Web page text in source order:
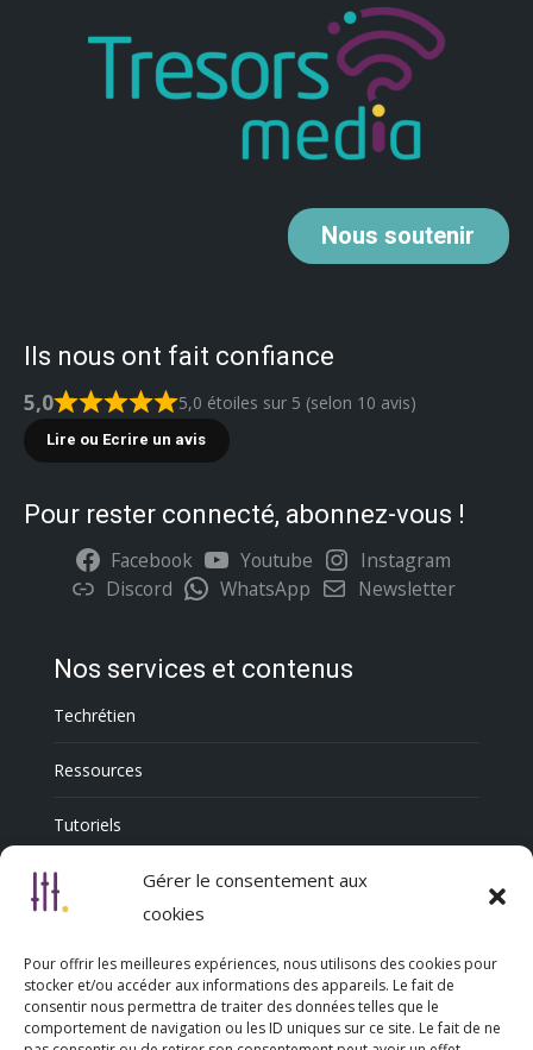
Gérer le consentement aux
cookies
Pour offrir les meilleures expériences, nous utilisons des cookies pour
stocker et/ou accéder aux informations des appareils. Le fait de
consentir nous permettra de traiter des données telles que le
comportement de navigation ou les ID uniques sur ce site. Le fait de ne
Noussoutenir
Ils nous ont fait confiance
5,0 5,0 étoiles sur 5 (selon 10 avis)
Lire ou Ecrire un avis
Pour rester connecté, abonnez-vous !
Facebook Youtube
Instagram
Discord
WhatsApp Newsletter
Nos services et contenus
Techrétien
Ressources
Tutoriels
Annuaire Professionnel
Nous découvrir
Qui sommes-nous